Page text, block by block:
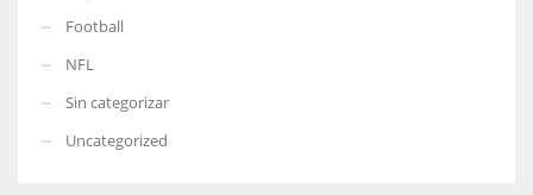
Football
NFL
Sin categorizar
Uncategorized